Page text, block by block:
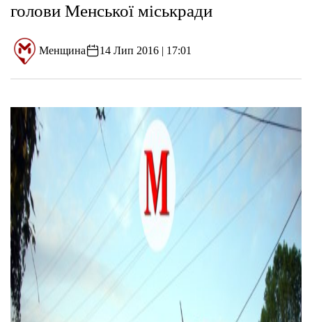
голови Менської міськради
Менщина 14 Лип 2016 | 17:01